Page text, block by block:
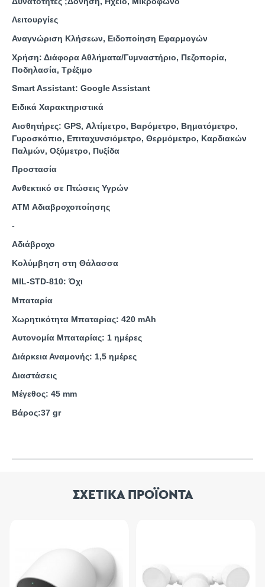
Λειτουργίες
Αναγνώριση Κλήσεων, Ειδοποίηση Εφαρμογών
Χρήση: Διάφορα Αθλήματα/Γυμναστήριο, Πεζοπορία,
Ποδηλασία, Τρέξιμο
Smart Assistant: Google Assistant
Ειδικά Χαρακτηριστικά
Αισθητήρες: GPS, Αλτίμετρο, Βαρόμετρο, Βηματόμετρο,
Γυροσκόπιο, Επιταχυνσιόμετρο, Θερμόμετρο, Καρδιακών
Παλμών, Οξύμετρο, Πυξίδα
Προστασία
Ανθεκτικό σε Πτώσεις Υγρών
ATM Αδιαβροχοποίησης
-
Αδιάβροχο
Κολύμβηση στη Θάλασσα
MIL-STD-810: Όχι
Μπαταρία
Χωρητικότητα Μπαταρίας: 420 mAh
Αυτονομία Μπαταρίας: 1 ημέρες
Διάρκεια Αναμονής: 1,5 ημέρες
Διαστάσεις
Μέγεθος: 45 mm
Βάρος:37 gr
ΣΧΕΤΙΚΑ ΠΡΟΪΟΝΤΑ